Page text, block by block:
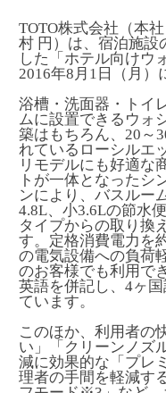
TOTO株式会社（本
村 円）は、宿泊施設
した「ホテル向けウ
2016年8月1日（月）
浴槽・洗面器・トイ
ムに設置できるウォ
築はもちろん、20～
れているローシルエ
リモデルにも好適な
トが一体となったシ
ンにより、バスルー
4.8L、小3.6Lの節水
タイプからの取り換
す。定格消費電力を
の電気設備への負荷
のお客様でも利用で
英語を併記し、4ヶ
ています。
このほか、利用者の
い」「クリーンノズ
減に効果的な「プレ
理者の手間を軽減す